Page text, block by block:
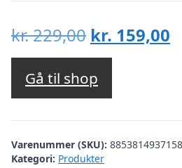
kr.229,00 Den
oprindelige
pris
var:
kr. 229,00.
kr. 159,00
Gå til shop
Varenummer (SKU):
Kategori: Produkter